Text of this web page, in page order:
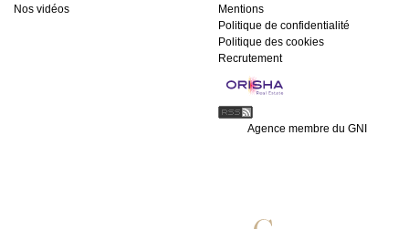
Nos vidéos
Mentions
Politique de confidentialité
Politique des cookies
Recrutement
Agence membre du GNI